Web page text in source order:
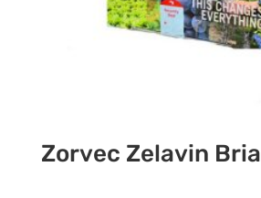
Zorvec Zelavin Bria